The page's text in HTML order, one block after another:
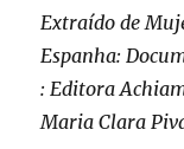
Extraído de
Espanha:
: Editora
Maria Clara